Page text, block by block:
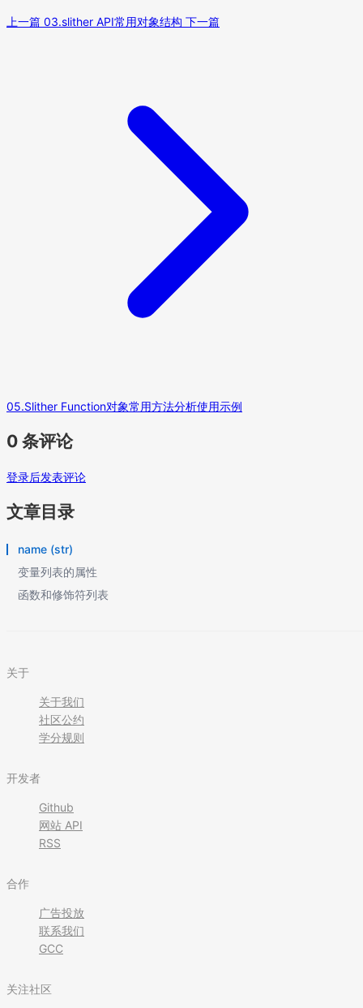
上一篇 03.slither API常用对象结构 下一篇
05.Slither Function对象常用方法分析使用示例
0 条评论
登录后发表评论
文章目录
name (str)
变量列表的属性
函数和修饰符列表
关于
关于我们
社区公约
学分规则
开发者
Github
网站 API
RSS
合作
广告投放
联系我们
GCC
关注社区